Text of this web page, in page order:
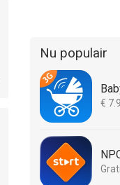
Nu populair
€